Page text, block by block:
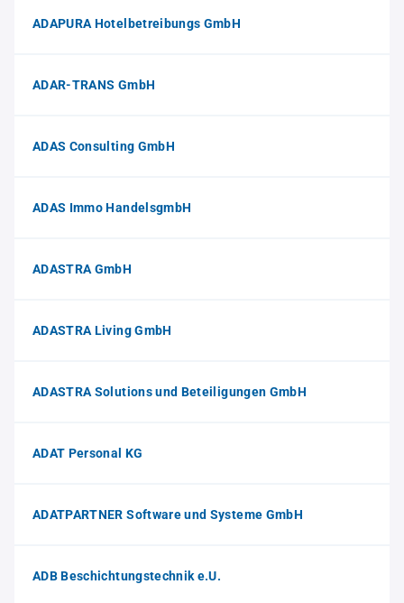
ADAPURA Hotelbetreibungs GmbH
ADAR-TRANS GmbH
ADAS Consulting GmbH
ADAS Immo HandelsgmbH
ADASTRA GmbH
ADASTRA Living GmbH
ADASTRA Solutions und Beteiligungen GmbH
ADAT Personal KG
ADATPARTNER Software und Systeme GmbH
ADB Beschichtungstechnik e.U.